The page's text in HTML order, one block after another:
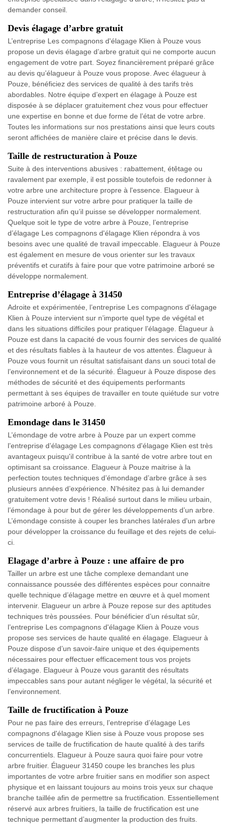
demander conseil.
Devis élagage d’arbre gratuit
L’entreprise Les compagnons d'élagage Klien à Pouze vous
propose un devis élagage d’arbre gratuit qui ne comporte aucun
engagement de votre part. Soyez financièrement préparé grâce
au devis qu’élagueur à Pouze vous propose. Avec élagueur à
Pouze, bénéficiez des services de qualité à des tarifs très
abordables. Notre équipe d’expert en élagage à Pouze est
disposée à se déplacer gratuitement chez vous pour effectuer
une expertise en bonne et due forme de l’état de votre arbre.
Toutes les informations sur nos prestations ainsi que leurs couts
seront affichées de manière claire et précise dans le devis.
Taille de restructuration à Pouze
Suite à des interventions abusives : rabattement, étêtage ou
ravalement par exemple, il est possible toutefois de redonner à
votre arbre une architecture propre à l'essence. Elagueur à
Pouze intervient sur votre arbre pour pratiquer la taille de
restructuration afin qu’il puisse se développer normalement.
Quelque soit le type de votre arbre à Pouze, l’entreprise
d’élagage Les compagnons d'élagage Klien répondra à vos
besoins avec une qualité de travail impeccable. Elagueur à Pouze
est également en mesure de vous orienter sur les travaux
préventifs et curatifs à faire pour que votre patrimoine arboré se
développe normalement.
Entreprise d’élagage à 31450
Adroite et expérimentée, l’entreprise Les compagnons d'élagage
Klien à Pouze intervient sur n’importe quel type de végétal et
dans les situations difficiles pour pratiquer l’élagage. Élagueur à
Pouze est dans la capacité de vous fournir des services de qualité
et des résultats fiables à la hauteur de vos attentes. Élagueur à
Pouze vous fournit un résultat satisfaisant dans un souci total de
l’environnement et de la sécurité. Élagueur à Pouze dispose des
méthodes de sécurité et des équipements performants
permettant à ses équipes de travailler en toute quiétude sur votre
patrimoine arboré à Pouze.
Emondage dans le 31450
L’émondage de votre arbre à Pouze par un expert comme
l’entreprise d’élagage Les compagnons d'élagage Klien est très
avantageux puisqu'il contribue à la santé de votre arbre tout en
optimisant sa croissance. Elagueur à Pouze maitrise à la
perfection toutes techniques d’émondage d’arbre grâce à ses
plusieurs années d’expérience. N’hésitez pas à lui demander
gratuitement votre devis ! Réalisé surtout dans le milieu urbain,
l’émondage à pour but de gérer les développements d’un arbre.
L’émondage consiste à couper les branches latérales d'un arbre
pour développer la croissance du feuillage et des rejets de celui-
ci.
Elagage d’arbre à Pouze : une affaire de pro
Tailler un arbre est une tâche complexe demandant une
connaissance poussée des différentes espèces pour connaitre
quelle technique d’élagage mettre en œuvre et à quel moment
intervenir. Elagueur un arbre à Pouze repose sur des aptitudes
techniques très poussées. Pour bénéficier d’un résultat sûr,
l’entreprise Les compagnons d'élagage Klien à Pouze vous
propose ses services de haute qualité en élagage. Elagueur à
Pouze dispose d’un savoir-faire unique et des équipements
nécessaires pour effectuer efficacement tous vos projets
d’élagage. Elagueur à Pouze vous garantit des résultats
impeccables sans pour autant négliger le végétal, la sécurité et
l’environnement.
Taille de fructification à Pouze
Pour ne pas faire des erreurs, l’entreprise d’élagage Les
compagnons d'élagage Klien sise à Pouze vous propose ses
services de taille de fructification de haute qualité à des tarifs
concurrentiels. Elagueur à Pouze saura quoi faire pour votre
arbre fruitier. Élagueur 31450 coupe les branches les plus
importantes de votre arbre fruitier sans en modifier son aspect
physique et en laissant toujours au moins trois yeux sur chaque
branche taillée afin de permettre sa fructification. Essentiellement
réservé aux arbres fruitiers, la taille de fructification est une
technique permettant d’augmenter la production des fruits.